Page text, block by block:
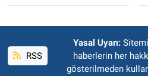
RSS
Yasal Uyarı:
haberlerin her
gösterilmeden